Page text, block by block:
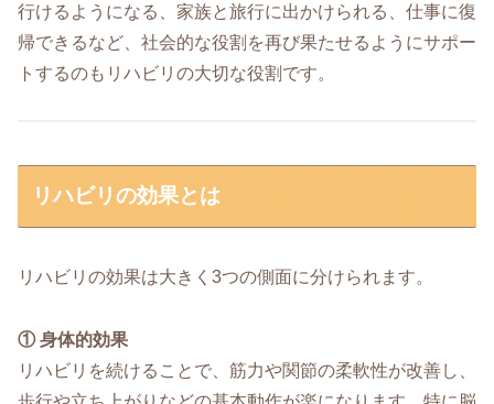
行けるようになる、家族と旅行に出かけられる、仕事に復
帰できるなど、社会的な役割を再び果たせるようにサポー
トするのもリハビリの大切な役割です。
リハビリの効果とは
リハビリの効果は大きく3つの側面に分けられます。
① 身体的効果
リハビリを続けることで、筋力や関節の柔軟性が改善し、